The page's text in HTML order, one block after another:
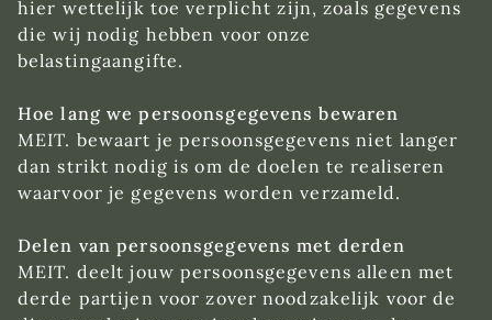
hier wettelijk toe verplicht zijn, zoals gegevens
die wij nodig hebben voor onze
belastingaangifte.
Hoe lang we persoonsgegevens bewaren
MEIT. bewaart je persoonsgegevens niet langer
dan strikt nodig is om de doelen te realiseren
waarvoor je gegevens worden verzameld.
Delen van persoonsgegevens met derden
MEIT. deelt jouw persoonsgegevens alleen met
derde partijen voor zover noodzakelijk voor de